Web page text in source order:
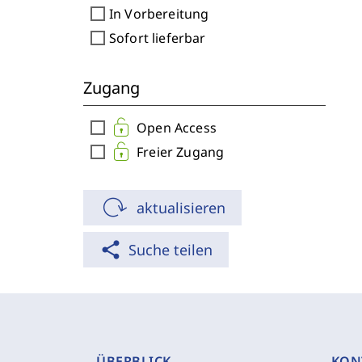
check_box_outline_blank In Vorbereitung
check_box_outline_blank Sofort lieferbar
Zugang
check_box_outline_blank Open Access
check_box_outline_blank Freier Zugang
aktualisieren
share Suche teilen